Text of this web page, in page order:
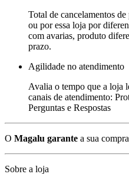
Total de cancelamentos
ou por essa loja por
com avarias, produto
prazo.
Agilidade no atendimento
Avalia o tempo que a loja
canais de atendimento:
Perguntas e Respostas
O Magalu garante a sua
Sobre a loja